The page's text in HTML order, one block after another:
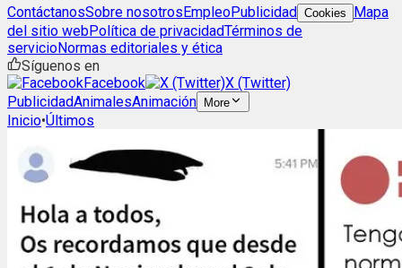
ContáctanosSobre nosotrosEmpleoPublicidad Cookies
Mapa
del sitio webPolítica de privacidadTérminos de
servicioNormas editoriales y ética
Síguenos en
Facebook
X (Twitter)
PublicidadAnimalesAnimación More
Inicio•Últimos